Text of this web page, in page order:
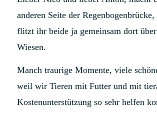
anderen Seite der
flitzt ihr beide ja gemeinsam dort
Wiesen.
Manch traurige Momente, viele
weil wir Tieren mit Futter und mit
Kostenunterstützung so sehr helfen